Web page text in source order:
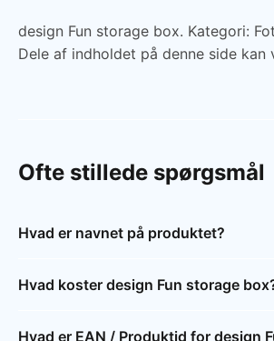
design Fun storage box. Kategori:
Dele af indholdet på denne side
Ofte stillede spørgsmål
Hvad er navnet på produktet?
Hvad koster design Fun storage
Hvad er EAN / Produktid for design